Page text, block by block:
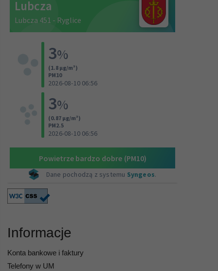
Informacje
Konta bankowe i faktury
Telefony w UM